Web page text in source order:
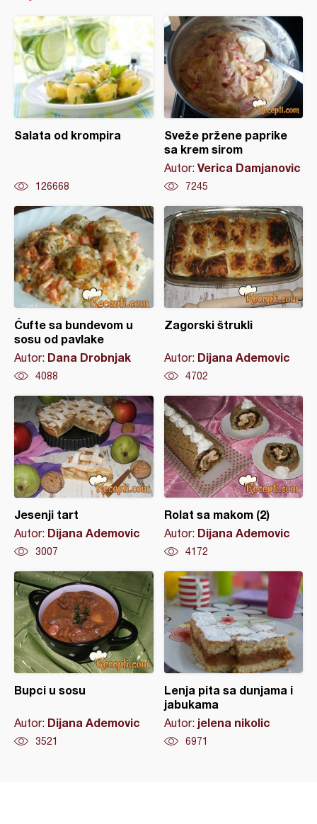
Salata od krompira
126668
Sveže pržene paprike
sa krem sirom
Autor: Verica Damjanovic
7245
Ćufte sa bundevom u
sosu od pavlake
Autor: Dana Drobnjak
4088
Zagorski štrukli
Autor: Dijana Ademovic
4702
Jesenji tart
Autor: Dijana Ademovic
3007
Rolat sa makom (2)
Autor: Dijana Ademovic
4172
Bupci u sosu
Autor: Dijana Ademovic
3521
Lenja pita sa dunjama i
jabukama
Autor: jelena nikolic
6971